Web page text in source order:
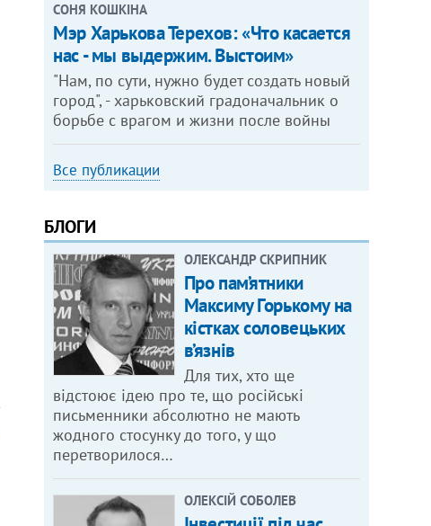
СОНЯ КОШКІНА
Мэр Харькова Терехов: «Что касается
нас - мы выдержим. Выстоим»
"Нам, по сути, нужно будет создать новый
город", - харьковский градоначальник о
борьбе с врагом и жизни после войны
Все публикации
БЛОГИ
ОЛЕКСАНДР СКРИПНИК
Про пам’ятники
Максиму Горькому на
кістках соловецьких
в’язнів
Для тих, хто ще
відстоює ідею про те, що російські
письменники абсолютно не мають
жодного стосунку до того, у що
перетворилося…
ОЛЕКСІЙ СОБОЛЕВ